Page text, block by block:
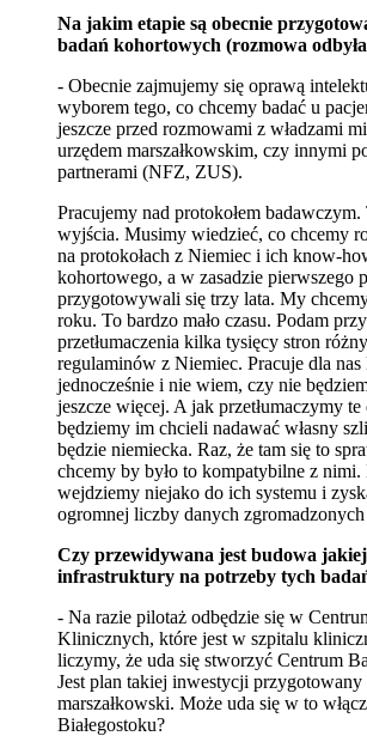
Na jakim etapie są obecnie
badań kohortowych (rozmowa
- Obecnie zajmujemy się oprawą
wyborem tego, co chcemy badać u
jeszcze przed rozmowami z władzami
urzędem marszałkowskim, czy innymi
partnerami (NFZ, ZUS).
Pracujemy nad protokołem
wyjścia. Musimy wiedzieć, co chcemy
na protokołach z Niemiec i ich know-
kohortowego, a w zasadzie pierwszego
przygotowywali się trzy lata. My
roku. To bardzo mało czasu. Podam
przetłumaczenia kilka tysięcy stron
regulaminów z Niemiec. Pracuje dla nas
jednocześnie i nie wiem, czy nie
jeszcze więcej. A jak przetłumaczymy
będziemy im chcieli nadawać własny
będzie niemiecka. Raz, że tam się to
chcemy by było to kompatybilne z
wejdziemy niejako do ich systemu i
ogromnej liczby danych
Czy przewidywana jest budowa
infrastruktury na potrzeby tych
- Na razie pilotaż odbędzie się w
Klinicznych, które jest w szpitalu
liczymy, że uda się stworzyć Centrum
Jest plan takiej inwestycji przygotowany
marszałkowski. Może uda się w to
Białegostoku?